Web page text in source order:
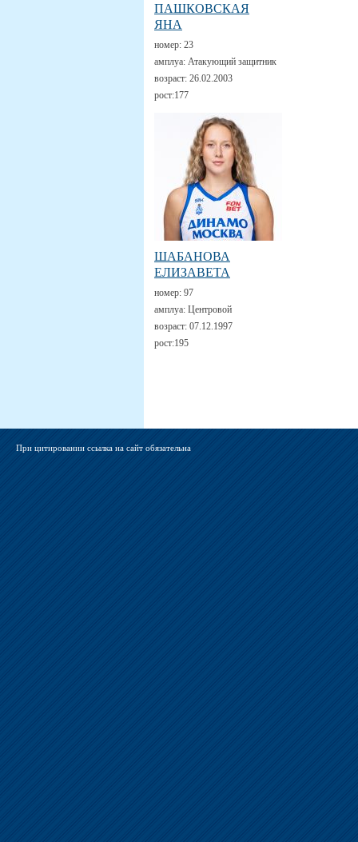
ПАШКОВСКАЯ
ЯНА
номер: 23
амплуа: Атакующий защитник
возраст: 26.02.2003
рост:177
ШАБАНОВА
ЕЛИЗАВЕТА
номер: 97
амплуа: Центровой
возраст: 07.12.1997
рост:195
При цитировании ссылка на сайт обязательна